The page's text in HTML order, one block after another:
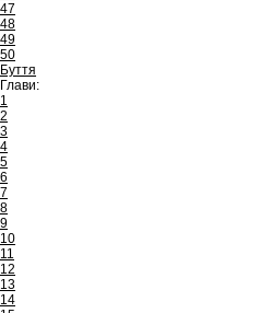
47
48
49
50
Буття
Глави:
1
2
3
4
5
6
7
8
9
10
11
12
13
14